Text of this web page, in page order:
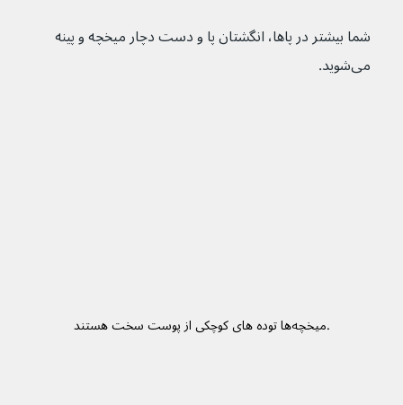
شما بیشتر در پاها، انگشتان پا و دست دچار میخچه و پینه
می‌شوید.
میخچه‌ها توده های کوچکی از پوست سخت هستند.